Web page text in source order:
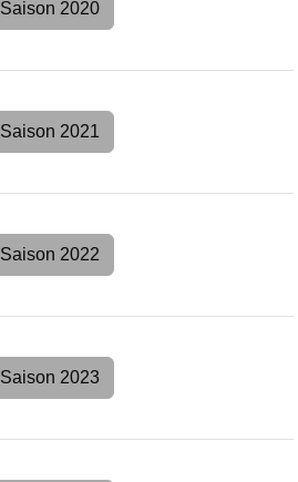
Saison 2020
Saison 2021
Saison 2022
Saison 2023